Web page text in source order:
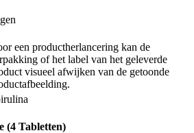
een productherlancering kan de
of het label van het geleverde
visueel afwijken van de getoonde
(4 Tabletten)